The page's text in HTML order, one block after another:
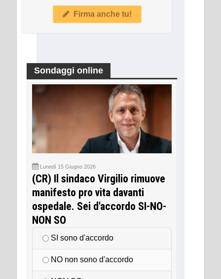
Firma anche tu!
Sondaggi online
Lunedì 15 Giugno 2026
(CR) Il sindaco Virgilio rimuove
manifesto pro vita davanti
ospedale. Sei d'accordo SI-NO-
NON SO
SI sono d'accordo
NO non sono d'accordo